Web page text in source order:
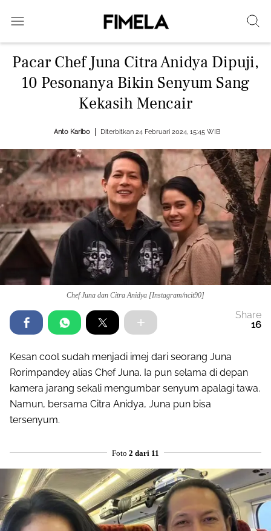
Pacar Chef Juna Citra Anidya Dipuji,
10 Pesonanya Bikin Senyum Sang
Kekasih Mencair
Anto Karibo Diterbitkan 24 Februari 2024, 15:45 WIB
Chef Juna dan Citra Anidya [Instagram/ncit90]
Share
16
Kesan cool sudah menjadi imej dari seorang Juna
Rorimpandey alias Chef Juna. Ia pun selama di depan
kamera jarang sekali mengumbar senyum apalagi tawa.
Namun, bersama Citra Anidya, Juna pun bisa
tersenyum.
Foto 2 dari 11